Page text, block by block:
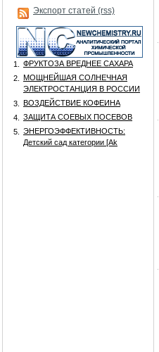
Экспорт статей (rss)
1.
ФРУКТОЗА ВРЕДНЕЕ САХАРА
2.
МОЩНЕЙШАЯ СОЛНЕЧНАЯ
ЭЛЕКТРОСТАНЦИЯ В РОССИИ
3.
ВОЗДЕЙСТВИЕ КОФЕИНА
4.
ЗАЩИТА СОЕВЫХ ПОСЕВОВ
5.
ЭНЕРГОЭФФЕКТИВНОСТЬ:
Детский сад категории [Аk